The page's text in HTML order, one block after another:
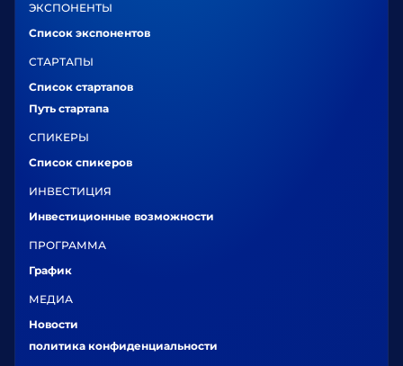
ЭКСПОНЕНТЫ
Список экспонентов
СТАРТАПЫ
Список стартапов
Путь стартапа
СПИКЕРЫ
Список спикеров
ИНВЕСТИЦИЯ
Инвестиционные возможности
ПРОГРАММА
График
МЕДИА
Новости
политика конфиденциальности